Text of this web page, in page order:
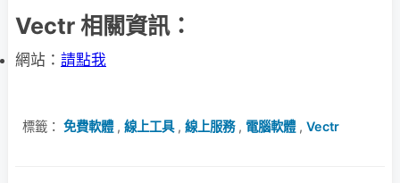
Vectr 相關資訊：
網站： 請點我
標籤： 免費軟體, 線上工具, 線上服務, 電腦軟體, Vectr